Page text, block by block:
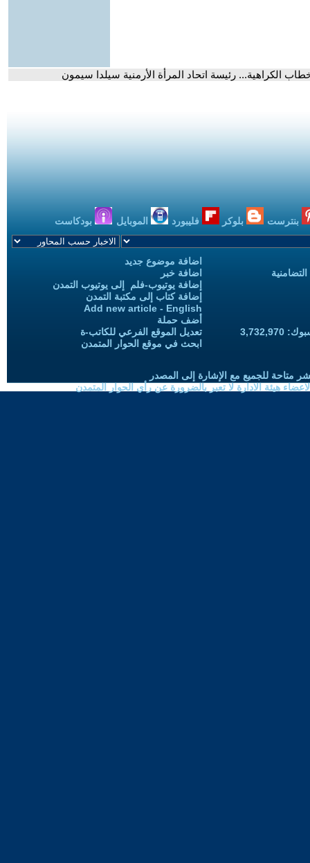
الكراهية... رئيسة اتحاد المرأة الأرمنية سيلدا سيمون
بنترست بلوكر فليبورد الموبايل بودكاست
اضافة موضوع جديد
اضافة خبر
إضافة يوتيوب-فلم إلى يوتيوب التمدن
إضافة كتاب إلى مكتبة التمدن
Add new article - English
أضف حملة
تعديل الموقع الفرعي للكاتب-ة
ابحث في موقع الحوار المتمدن
متاحة للجميع مع الإشارة إلى المصدر
هيئة الادارة لا تعبر بالضرورة عن رأي الحوار المتمدن